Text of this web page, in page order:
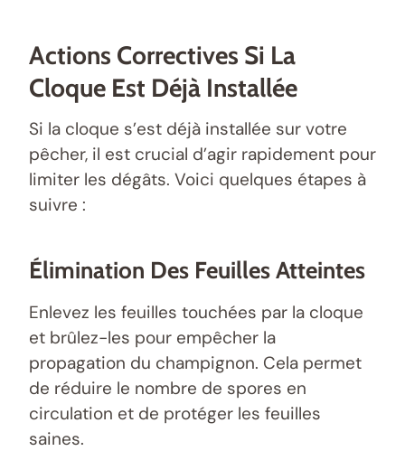
Actions Correctives Si La
Cloque Est Déjà Installée
Si la cloque s’est déjà installée sur votre
pêcher, il est crucial d’agir rapidement pour
limiter les dégâts. Voici quelques étapes à
suivre :
Élimination Des Feuilles Atteintes
Enlevez les feuilles touchées par la cloque
et brûlez-les pour empêcher la
propagation du champignon. Cela permet
de réduire le nombre de spores en
circulation et de protéger les feuilles
saines.